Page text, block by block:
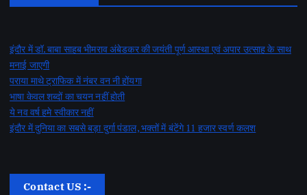
इंदौर में डॉ. बाबा साहब भीमराव अंबेडकर की जयंती पूर्ण आस्था एवं अपार उत्साह के साथ
मनाई जाएगी
पराया माथे ट्राफिक में नंबर वन नी होंयगा
भाषा केवल शब्दों का चयन नहीं होती
ये नव वर्ष हमे स्वीकार नहीं
इंदौर में दुनिया का सबसे बड़ा दुर्गा पंडाल, भक्तों में बंटेंगे 11 हजार स्वर्ण कलश
Contact US :-